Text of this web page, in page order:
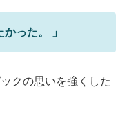
った。 」
クの思いを強くした